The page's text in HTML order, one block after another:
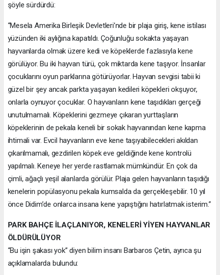
şöyle sürdürdü:
“Mesela Amerika Birleşik Devletleri’nde bir plaja giriş, kene istilası
yüzünden iki aylığına kapatıldı. Çoğunluğu sokakta yaşayan
hayvanlarda olmak üzere kedi ve köpeklerde fazlasıyla kene
görülüyor. Bu iki hayvan türü, çok miktarda kene taşıyor. İnsanlar
çocuklarını oyun parklarına götürüyorlar. Hayvan sevgisi tabii ki
güzel bir şey ancak parkta yaşayan kedileri köpekleri okşuyor,
onlarla oynuyor çocuklar. O hayvanların kene taşıdıkları gerçeği
unutulmamalı. Köpeklerini gezmeye çıkaran yurttaşların
köpeklerinin de pekala keneli bir sokak hayvanından kene kapma
ihtimali var. Evcil hayvanların eve kene taşıyabilecekleri akıldan
çıkarılmamalı, gezdirilen köpek eve geldiğinde kene kontrolü
yapılmalı. Keneye her yerde rastlamak mümkündür. En çok da
çimli, ağaçlı yeşil alanlarda görülür. Plaja gelen hayvanların taşıdığı
kenelerin popülasyonu pekala kumsalda da gerçekleşebilir. 10 yıl
önce Didim’de onlarca insana kene yapıştığını hatırlatmak isterim.”
PARK BAHÇE İLAÇLANIYOR, KENELERİ YİYEN HAYVANLAR
ÖLDÜRÜLÜYOR
“Bu işin şakası yok” diyen bilim insanı Barbaros Çetin, ayrıca şu
açıklamalarda bulundu: